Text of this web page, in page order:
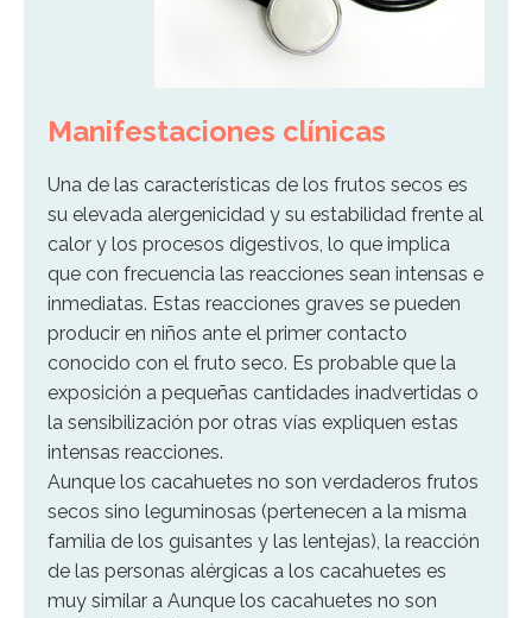
Manifestaciones clínicas
Una de las características de los frutos secos es
su elevada alergenicidad y su estabilidad frente al
calor y los procesos digestivos, lo que implica
que con frecuencia las reacciones sean intensas e
inmediatas. Estas reacciones graves se pueden
producir en niños ante el primer contacto
conocido con el fruto seco. Es probable que la
exposición a pequeñas cantidades inadvertidas o
la sensibilización por otras vías expliquen estas
intensas reacciones.
Aunque los cacahuetes no son verdaderos frutos
secos sino leguminosas (pertenecen a la misma
familia de los guisantes y las lentejas), la reacción
de las personas alérgicas a los cacahuetes es
muy similar a Aunque los cacahuetes no son